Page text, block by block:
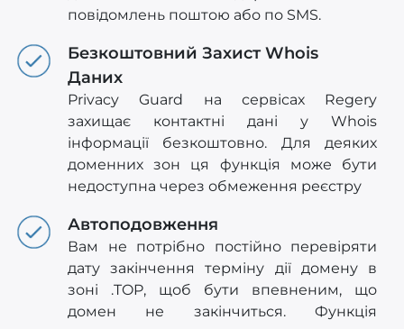
повідомлень поштою або по SMS.
Безкоштовний Захист Whois
Даних
Privacy Guard на сервісах Regery
захищає контактні дані у Whois
інформації безкоштовно. Для деяких
доменних зон ця функція може бути
недоступна через обмеження реєстру
Автоподовження
Вам не потрібно постійно перевіряти
дату закінчення терміну дії домену в
зоні .TOP, щоб бути впевненим, що
домен не закінчиться. Функція